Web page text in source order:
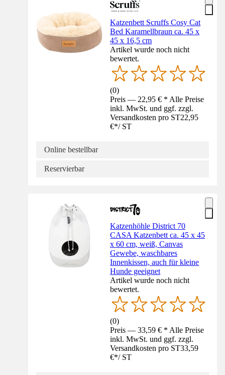
Katzenbett Scruffs Cosy Cat
Bed Karamellbraun ca. 45 x
45 x 16,5 cm
Artikel wurde noch nicht
bewertet.
(0)
Preis — 22,95 € * Alle Preise
inkl. MwSt. und ggf. zzgl.
Versandkosten pro ST22,95
€*/ ST
Online bestellbar
Reservierbar
Katzenhöhle District 70
CASA Katzenbett ca. 45 x 45
x 60 cm, weiß, Canvas
Gewebe, waschbares
Innenkissen, auch für kleine
Hunde geeignet
Artikel wurde noch nicht
bewertet.
(0)
Preis — 33,59 € * Alle Preise
inkl. MwSt. und ggf. zzgl.
Versandkosten pro ST33,59
€*/ ST